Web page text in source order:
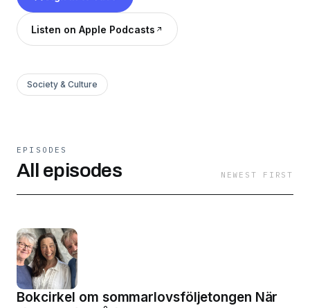
Listen on Apple Podcasts
Society & Culture
EPISODES
All episodes NEWEST FIRST
Bokcirkel om sommarlovsföljetongen När